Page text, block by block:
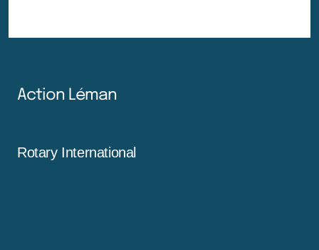
Action Léman
Rotary International